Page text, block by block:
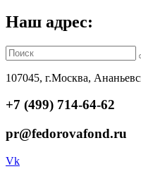
Наш адрес:
107045, г.Москва,
+7 (499) 714-64-62
pr@fedorovafond.ru
Vk